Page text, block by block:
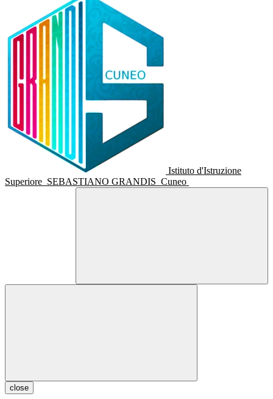
Istituto d'Istruzione
Superiore SEBASTIANO GRANDIS Cuneo
close